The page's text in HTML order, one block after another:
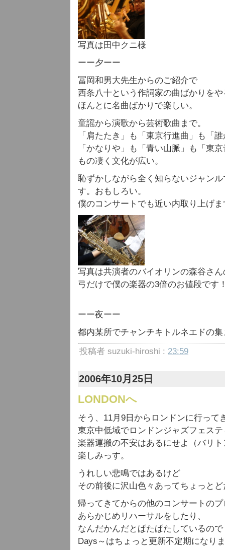
写真は田中クニ様
ーー夕ーー
冨岡和男大先生からのご紹介で
西条八十という作詞家の曲ばかりを
ほんとに名曲ばかりで楽しい。
童謡から演歌から芸術歌曲まで。
「肩たたき」も「東京行進曲」も「
「かなりや」も「青い山脈」も「東
もの凄く文化が広い。
恥ずかしながら全く知らないジャン
す。おもしろい。
僕のコンサートでも近い内取り上げ
写真は共演者のバイオリンの森谷さ
弓だけで僕の楽器の3倍のお値段です
ーー夜ーー
都内某所でチャンチキトルネエドの
投稿者 suzuki-hiroshi : 23:59
2006年10月25日
LONDONへ
そう、11月9日からロンドンに行って
東京中低域でロンドンジャズフェス
楽器運搬の不安はあるにせよ（バリ
楽しみっす。
うれしい悲鳴ではあるけど
その前後に沢山色々あってちょっと
帰ってきてからの他のコンサートの
あらかじめリハーサルをしたり、
なんだかんだとぱたぱたしているので
Days～はちょっと更新不定期になり